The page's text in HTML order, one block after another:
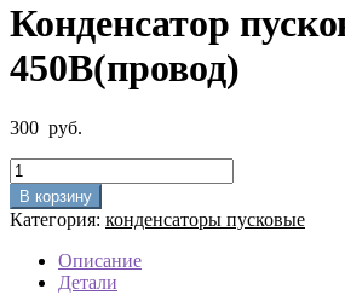
Конденсатор
450В(провод)
300 руб.
Количество
товара
Конденсатор
пусковой
3мкФ.
450В(провод)
В корзину
Категория: конденсаторы пусковые
Описание
Детали